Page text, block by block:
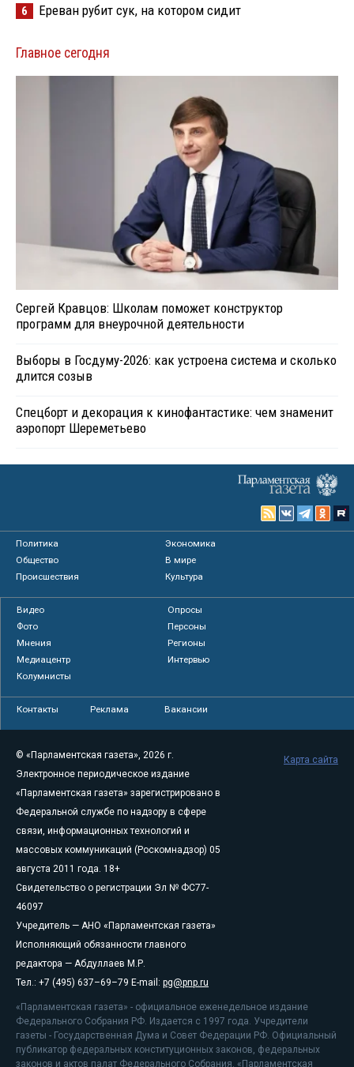
6 Ереван рубит сук, на котором сидит
Главное сегодня
Сергей Кравцов: Школам поможет конструктор
программ для внеурочной деятельности
Выборы в Госдуму-2026: как устроена система и сколько
длится созыв
Спецборт и декорация к кинофантастике: чем знаменит
аэропорт Шереметьево
Политика
Экономика
Общество
В мире
Происшествия
Культура
Видео
Опросы
Фото
Персоны
Мнения
Регионы
Медиацентр
Интервью
Колумнисты
Контакты Реклама Вакансии
© «Парламентская газета», 2026 г.
Электронное периодическое издание
«Парламентская газета» зарегистрировано в
Федеральной службе по надзору в сфере
связи, информационных технологий и
массовых коммуникаций (Роскомнадзор) 05
августа 2011 года. 18+
Свидетельство о регистрации Эл № ФС77-
46097
Учредитель — АНО «Парламентская газета»
Исполняющий обязанности главного
редактора — Абдуллаев М.Р.
Тел.: +7 (495) 637–69–79 E-mail: pg@pnp.ru
«Парламентская газета» - официальное еженедельное издание
Федерального Собрания РФ. Издается с 1997 года. Учредители
газеты - Государственная Дума и Совет Федерации РФ. Официальный
публикатор федеральных конституционных законов, федеральных
законов и актов палат Федерального Собрания. «Парламентская
Карта сайта